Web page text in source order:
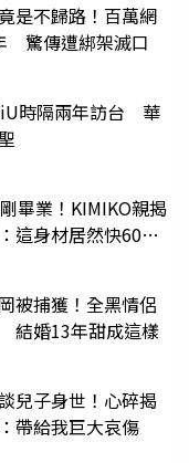
是不歸路！百萬網
驚傳遭綁架滅口
時隔兩年訪台 華
畢業！KIMIKO親揭
這身材居然快60公
被捕獲！全黑情侶
結婚13年甜成這樣
兒子身世！心碎揭
帶給我巨大哀傷